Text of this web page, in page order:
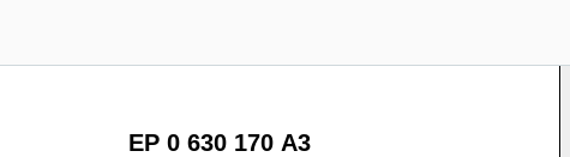
EP 0 630 170 A3